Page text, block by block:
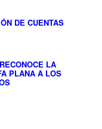
DE CUENTAS
LA
PLANA A LOS